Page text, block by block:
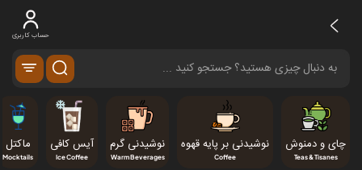
حساب کاربری
چای و دمنوش
Teas & Tisanes
نوشیدنی بر پایه قهوه
Coffee
نوشیدنی گرم
Warm Beverages
آیس کافی
Ice Coffee
ماکتل
Mocktails